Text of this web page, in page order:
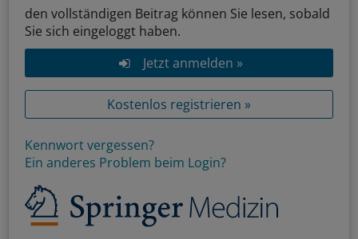
den vollständigen Beitrag können Sie lesen, sobald
Sie sich eingeloggt haben.
Jetzt anmelden »
Kostenlos registrieren »
Kennwort vergessen?
Ein anderes Problem beim Login?